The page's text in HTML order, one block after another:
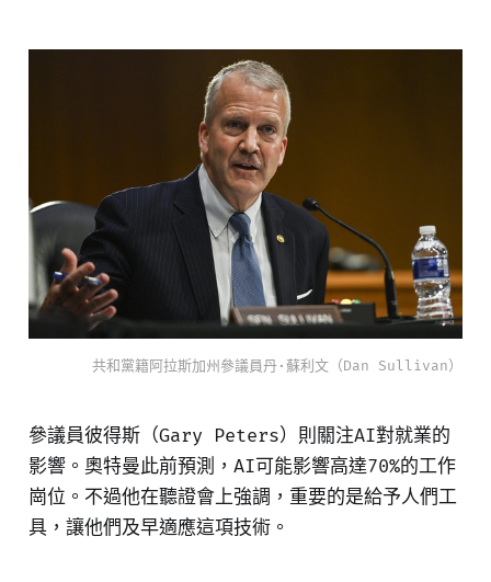
共和黨籍阿拉斯加州參議員丹·蘇利文（Dan Sullivan）
參議員彼得斯（Gary Peters）則關注AI對就業的
影響。奧特曼此前預測，AI可能影響高達70%的工作
崗位。不過他在聽證會上強調，重要的是給予人們工
具，讓他們及早適應這項技術。